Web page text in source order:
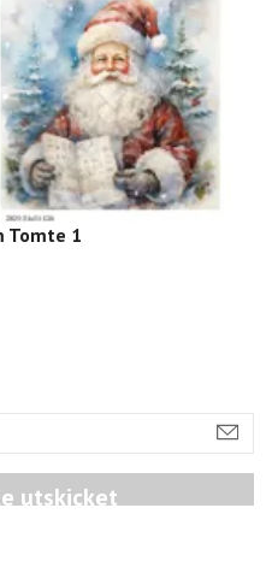
utskicket
Tomte 1